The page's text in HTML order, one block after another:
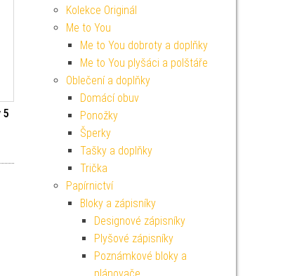
5
byla: 99 Kč.
cena je: 89 Kč.
Kolekce Originál
Me to You
Me to You dobroty a doplňky
Me to You plyšáci a polštáře
Oblečení a doplňky
Domácí obuv
Ponožky
Šperky
Tašky a doplňky
Trička
Papírnictví
Bloky a zápisníky
Designové zápisníky
Plyšové zápisníky
Poznámkové bloky a